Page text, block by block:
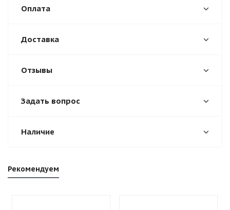
Оплата
Доставка
Отзывы
Задать вопрос
Наличие
Рекомендуем